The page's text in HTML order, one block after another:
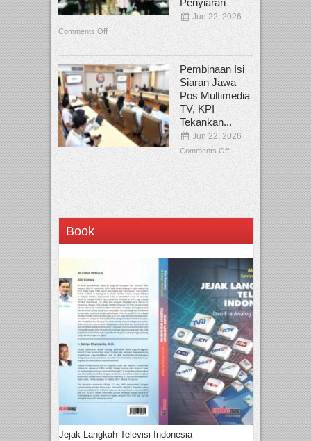
Jun 22, 2026
Comments Off
Pembinaan Isi
Siaran Jawa
Pos Multimedia
TV, KPI
Tekankan...
Jun 22, 2026
Comments Off
Book
Jejak Langkah Televisi Indonesia